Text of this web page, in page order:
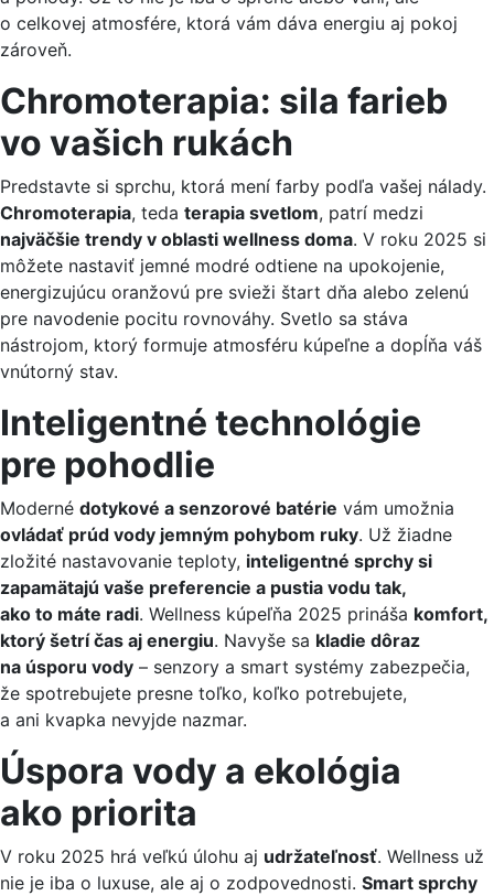
o celkovej atmosfére, ktorá vám dáva energiu aj pokoj
zároveň.
Chromoterapia: sila farieb
vo vašich rukách
Predstavte si sprchu, ktorá mení farby podľa vašej nálady.
Chromoterapia, teda terapia svetlom, patrí medzi
najväčšie trendy v oblasti wellness doma. V roku 2025 si
môžete nastaviť jemné modré odtiene na upokojenie,
energizujúcu oranžovú pre svieži štart dňa alebo zelenú
pre navodenie pocitu rovnováhy. Svetlo sa stáva
nástrojom, ktorý formuje atmosféru kúpeľne a dopĺňa váš
vnútorný stav.
Inteligentné technológie
pre pohodlie
Moderné dotykové a senzorové batérie vám umožnia
ovládať prúd vody jemným pohybom ruky. Už žiadne
zložité nastavovanie teploty, inteligentné sprchy si
zapamätajú vaše preferencie a pustia vodu tak,
ako to máte radi. Wellness kúpeľňa 2025 prináša komfort,
ktorý šetrí čas aj energiu. Navyše sa kladie dôraz
na úsporu vody – senzory a smart systémy zabezpečia,
že spotrebujete presne toľko, koľko potrebujete,
a ani kvapka nevyjde nazmar.
Úspora vody a ekológia
ako priorita
V roku 2025 hrá veľkú úlohu aj udržateľnosť. Wellness už
nie je iba o luxuse, ale aj o zodpovednosti. Smart sprchy